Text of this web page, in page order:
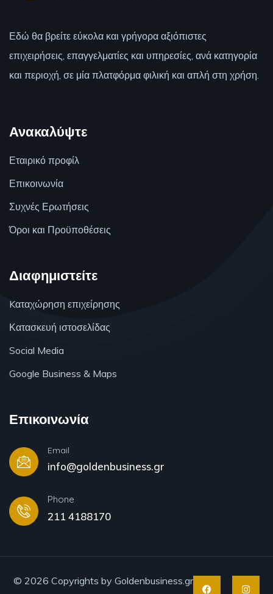
Εδώ θα βρείτε εύκολα και γρήγορα αξιόπιστες
επιχειρήσεις, επαγγελματίες και υπηρεσίες, ανά κατηγορία
και περιοχή, σε μία πλατφόρμα φιλική και απλή στη χρήση.
Ανακαλύψτε
Εταιρικό προφίλ
Επικοινωνία
Συχνές Ερωτήσεις
Όροι και Προϋποθέσεις
Διαφημιστείτε
Kαταχώρηση επιχείρησης
Κατασκευή ιστοσελίδας
Social Media
Google Business & Maps
Επικοινωνία
Email
info@goldenbusiness.gr
Phone
211 4188170
© 2026 Copyrights by Goldenbusiness.gr